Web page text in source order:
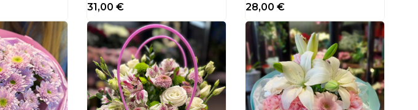
31,00 € 28,00 €